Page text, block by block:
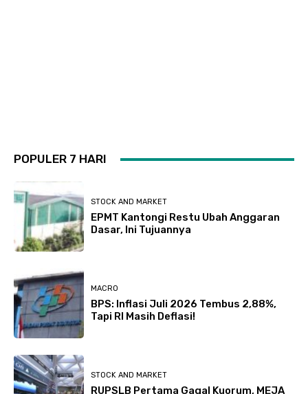
POPULER 7 HARI
STOCK AND MARKET
EPMT Kantongi Restu Ubah Anggaran
Dasar, Ini Tujuannya
MACRO
BPS: Inflasi Juli 2026 Tembus 2,88%,
Tapi RI Masih Deflasi!
STOCK AND MARKET
RUPSLB Pertama Gagal Kuorum, MEJA